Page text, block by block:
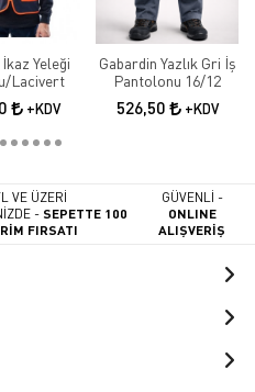
Yeleği
Lacivert
+KDV
Gabardin Yazlık Gri İş
Pantolonu 16/12
526,50 +KDV
VE ÜZERİ
-SEPETTE 100
FIRSATI
GÜVENLİ -
ONLINE
ALIŞVERİŞ